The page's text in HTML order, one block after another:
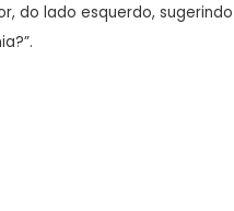
do lado esquerdo,